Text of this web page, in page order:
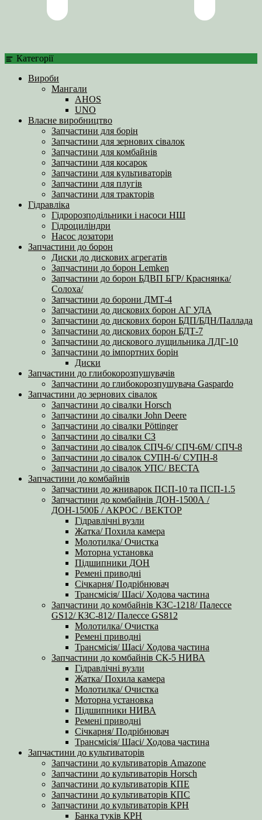
Категорії
Вироби
Мангали
AHOS
UNO
Власне виробництво
Запчастини для борін
Запчастини для зернових сівалок
Запчастини для комбайнів
Запчастини для косарок
Запчастини для культиваторів
Запчастини для плугів
Запчастини для тракторів
Гідравліка
Гідророзподільники і насоси НШ
Гідроциліндри
Насос дозатори
Запчастини до борон
Диски до дискових агрегатів
Запчастини до борон Lemken
Запчастини до борон БДВП БГР/ Краснянка/
Солоха/
Запчастини до борони ДМТ-4
Запчастини до дискових борон АГ УДА
Запчастини до дискових борон БДП/БДН/Паллада
Запчастини до дискових борон БДТ-7
Запчастини до дискового лущильника ЛДГ-10
Запчастини до імпортних борін
Диски
Запчастини до глибокорозпушувачів
Запчастини до глибокорозпушувача Gaspardo
Запчастини до зернових сівалок
Запчастини до сівалки Horsch
Запчастини до сівалки John Deere
Запчастини до сівалки Pöttinger
Запчастини до сівалки СЗ
Запчастини до сівалок СПЧ-6/ СПЧ-6М/ СПЧ-8
Запчастини до сівалок СУПН-6/ СУПН-8
Запчастини до сівалок УПС/ ВЕСТА
Запчастини до комбайнів
Запчастини до жниварок ПСП-10 та ПСП-1.5
Запчастини до комбайнів ДОН-1500А /
ДОН-1500Б / АКРОС / ВЕКТОР
Гідравлічні вузли
Жатка/ Похила камера
Молотилка/ Очистка
Моторна установка
Підшипники ДОН
Ремені приводні
Січкарня/ Подрібнювач
Трансмісія/ Шасі/ Ходова частина
Запчастини до комбайнів КЗС-1218/ Палессе
GS12/ КЗС-812/ Палессе GS812
Молотилка/ Очистка
Ремені приводні
Трансмісія/ Шасі/ Ходова частина
Запчастини до комбайнів СК-5 НИВА
Гідравлічні вузли
Жатка/ Похила камера
Молотилка/ Очистка
Моторна установка
Підшипники НИВА
Ремені приводні
Січкарня/ Подрібнювач
Трансмісія/ Шасі/ Ходова частина
Запчастини до культиваторів
Запчастини до культиваторів Amazone
Запчастини до культиваторів Horsch
Запчастини до культиваторів КПЕ
Запчастини до культиваторів КПС
Запчастини до культиваторів КРН
Банка туків КРН